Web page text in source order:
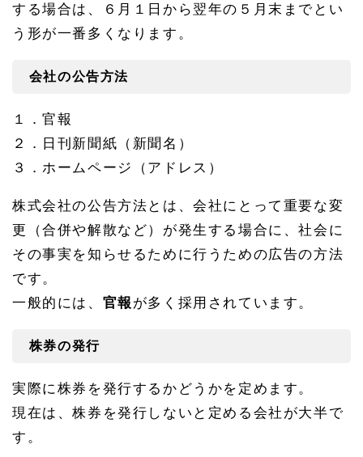
する場合は、６月１日から翌年の５月末までとい
う形が一番多くなります。
会社の公告方法
１．官報
２．日刊新聞紙（新聞名）
３．ホームページ（アドレス）
株式会社の公告方法とは、会社にとって重要な変
更（合併や解散など）が発生する場合に、社会に
その事実を知らせるために行うための広告の方法
です。
一般的には、 官報 が多く採用されています。
株券の発行
実際に株券を発行するかどうかを定めます。
現在は、株券を発行しないと定める会社が大半で
す。